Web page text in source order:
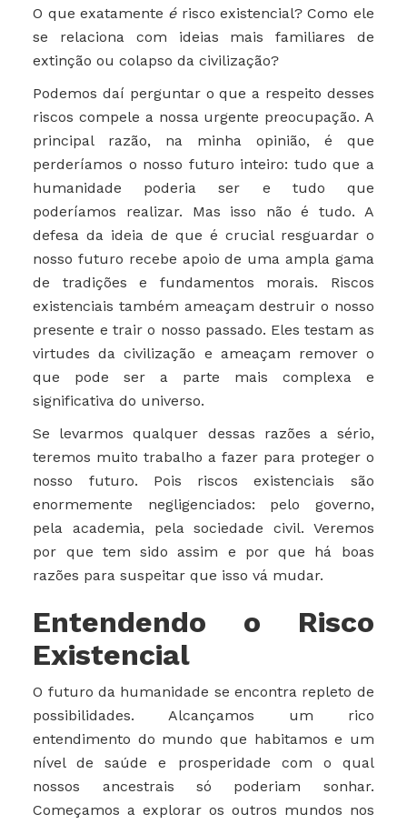
O que exatamente érisco existencial? Como ele
se relaciona com ideias mais familiares de
extinção ou colapso da civilização?
Podemos daí perguntar o que a respeito desses
riscos compele a nossa urgente preocupação. A
principal razão, na minha opinião, é que
perderíamos o nosso futuro inteiro: tudo que a
humanidade poderia ser e tudo que
poderíamos realizar. Mas isso não é tudo. A
defesa da ideia de que é crucial resguardar o
nosso futuro recebe apoio de uma ampla gama
de tradições e fundamentos morais. Riscos
existenciais também ameaçam destruir o nosso
presente e trair o nosso passado. Eles testam as
virtudes da civilização e ameaçam remover o
que pode ser a parte mais complexa e
significativa do universo.
Se levarmos qualquer dessas razões a sério,
teremos muito trabalho a fazer para proteger o
nosso futuro. Pois riscos existenciais são
enormemente negligenciados: pelo governo,
pela academia, pela sociedade civil. Veremos
por que tem sido assim e por que há boas
razões para suspeitar que isso vá mudar.
Entendendo o Risco
Existencial
O futuro da humanidade se encontra repleto de
possibilidades. Alcançamos um rico
entendimento do mundo que habitamos e um
nível de saúde e prosperidade com o qual
nossos ancestrais só poderiam sonhar.
Começamos a explorar os outros mundos nos